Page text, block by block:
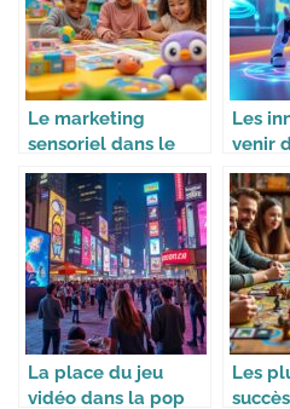
Le marketing
sensoriel dans le
monde du jouet
Les
venir
La place du jeu
vidéo dans la pop
Les